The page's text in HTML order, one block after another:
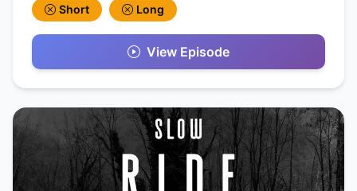
Short Long
View Episode